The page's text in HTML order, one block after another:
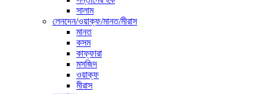
সালাম
লেনদেন/ওয়াক্ফ/মানত/মীরাস
মানত
কসম
কাফ্ফারা
মসজিদ
ওয়াক্ফ
মীরাস